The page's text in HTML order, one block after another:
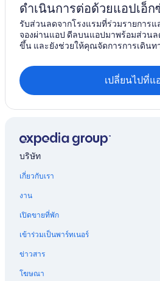
ดำเนินการต่อด้วยแอปเอ็ก
รับส่วนลดจากโรงแรมที่ร่วมรายการแ
จองผ่านแอป ดีลบนแอปมาพร้อมส่วน
ขึ้น และยังช่วยให้คุณจัดการการเดินท
เปลี่ยนไปที่แ
บริษัท
เกี่ยวกับเรา
งาน
เปิดขายที่พัก
เข้าร่วมเป็นพาร์ทเนอร์
ข่าวสาร
โฆษณา